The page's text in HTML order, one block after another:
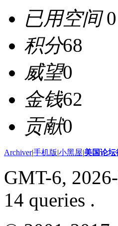
已用空间0
积分68
威望0
金钱62
贡献0
Archiver|手机版|小黑屋|美国论坛
GMT-6,
14 queries .